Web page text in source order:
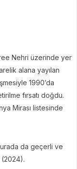
Nehri üzerinde yer
alana yayılan
1990’da
fırsatı doğdu.
Mirası listesinde
da geçerli ve